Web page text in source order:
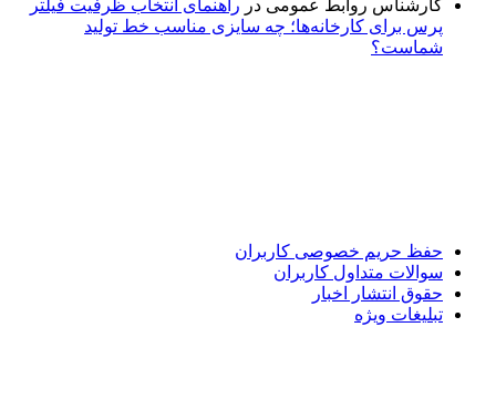
کارشناس روابط عمومی در راهنمای انتخاب ظرفیت فیلتر
پرس برای کارخانه‌ها؛ چه سایزی مناسب خط تولید
شماست؟
حفظ حریم خصوصی کاربران
سوالات متداول کاربران
حقوق انتشار اخبار
تبلیغات ویژه